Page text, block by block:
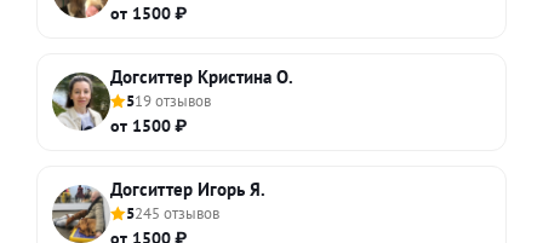
от 1500 ₽
Догситтер Кристина О.
519 отзывов
от 1500 ₽
Догситтер Игорь Я.
5245 отзывов
от 1500 ₽